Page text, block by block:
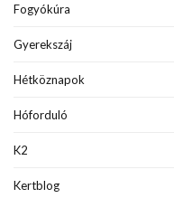
Fogyókúra
Gyerekszáj
Hétköznapok
Hóforduló
K2
Kertblog